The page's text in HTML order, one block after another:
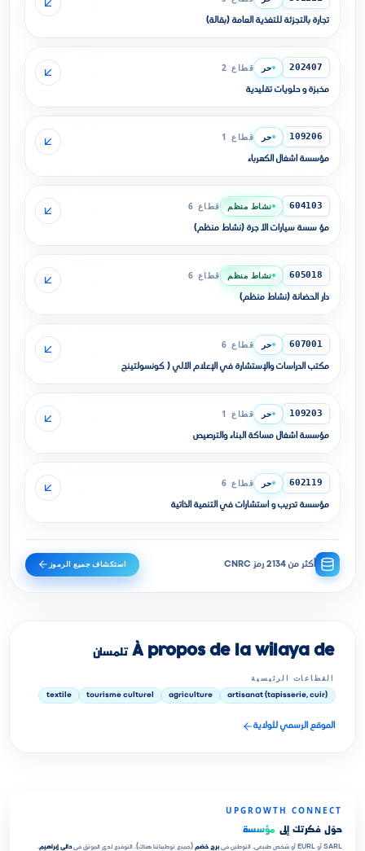
تجارة بالتجزئة للتغذية العامة (بقالة)
202407 حر قطاع 2
مخبزة و حلويات تقليدية
109206 حر قطاع 1
مؤسسة أشغال الكهرباء
604103 نشاط منظم قطاع 6
مؤ سسة سيارات الأ جرة (نشاط منظم)
605018 نشاط منظم قطاع 6
دار الحضانة (نشاط منظم)
607001 حر قطاع 6
مكتب الدراسات والإستشارة في الإعلام الألي ( كونسولتينج
109203 حر قطاع 1
مؤسسة أشغال مساكة البناء والترصيص
602119 حر قطاع 6
مؤسسة تدريب و استشارات في التنمية الذاتية
أكثر من 2134 رمز CNRC استكشاف جميع الرموز
À propos de la wilaya de تلمسان
القطاعات الرئيسية
artisanat (tapisserie, cuir)
agriculture
tourisme culturel
textile
الموقع الرسمي للولاية
UPGROWTH CONNECT
حوّل فكرتك إلى مؤسسة
SARL أو EURL أو شخص طبيعي. التوطين في برج خضم (جميع توطيناتنا هناك). التوقيع لدى الموثق فيدالي إبراهيم.